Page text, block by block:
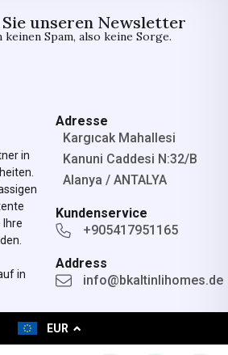
unseren Newsletter
Spam, also keine Sorge.
in
Ihre
in
Adresse
Kargıcak Mahallesi
Kanuni Caddesi N:32/B
Alanya / ANTALYA
Kundenservice
+905417951165
Address
info@bkaltinlihomes.de
Designed by bkaltinlihomes.de
EUR